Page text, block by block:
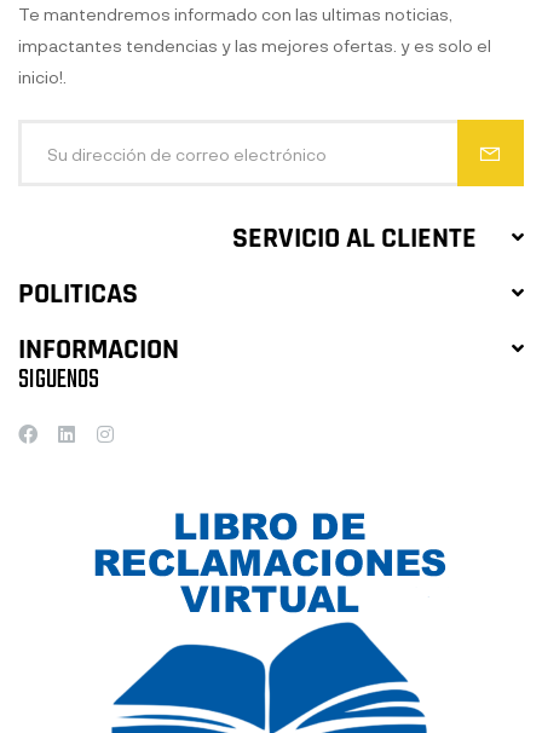
SERVICIO AL CLIENTE
POLITICAS
INFORMACION
Te mantendremos informado con las ultimas noticias,
impactantes tendencias y las mejores ofertas. y es solo el
inicio!.
SIGUENOS